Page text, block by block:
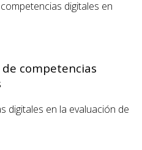
competencias